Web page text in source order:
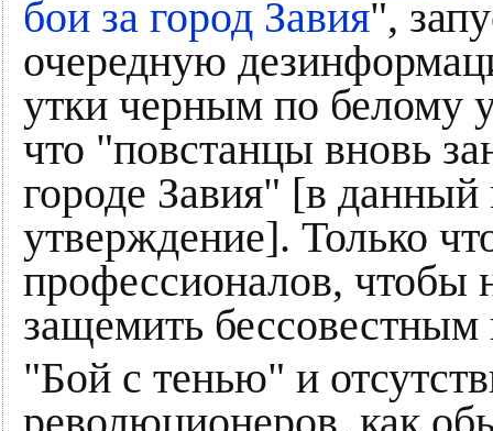
бои за город Завия",
очередную
утки черным по белому
что "повстанцы вновь
городе Завия" [в
утверждение]. Только
профессионалов, чтобы
защемить бессовестным
"Бой с тенью" и